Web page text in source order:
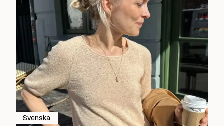
Svenska